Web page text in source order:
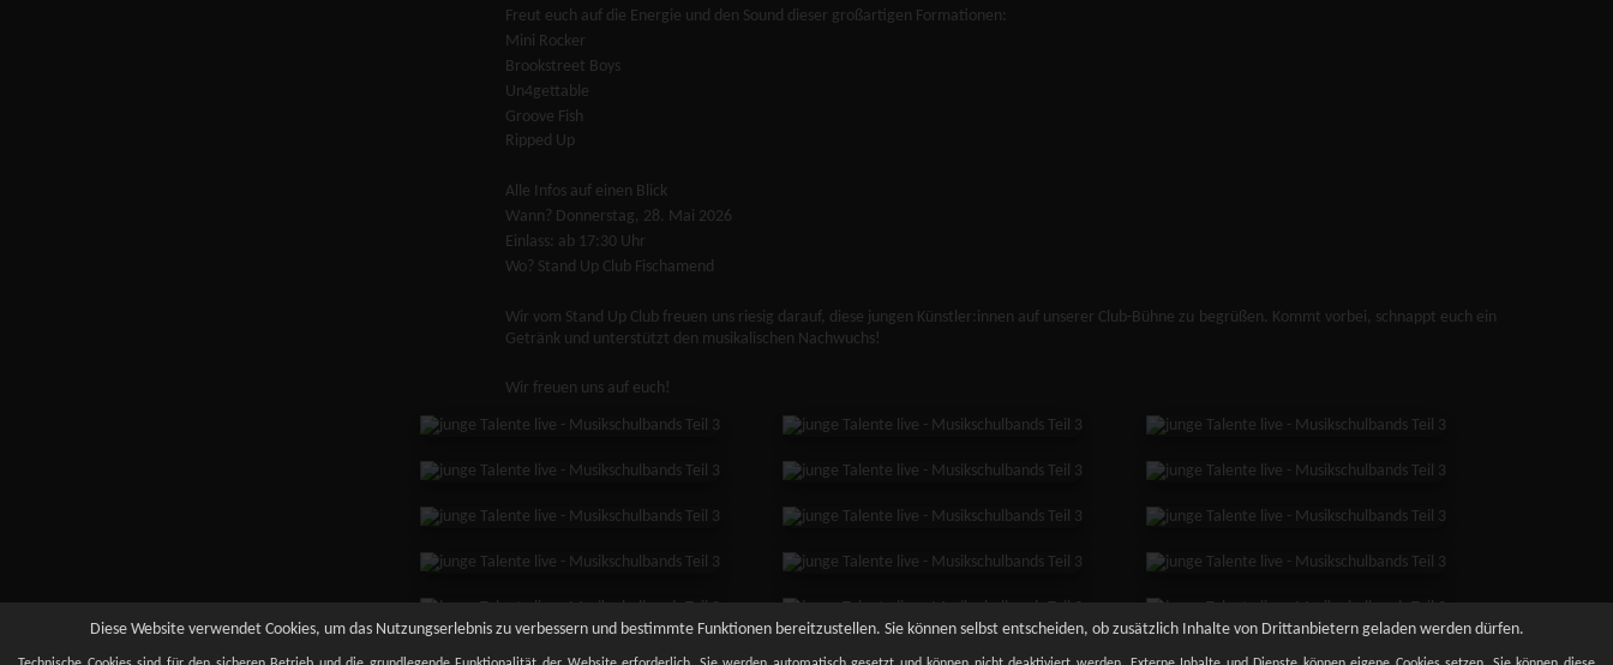
Freut euch auf die Energie und den Sound dieser großartigen Formationen:
Mini Rocker
Brookstreet Boys
Un4gettable
Groove Fish
Ripped Up
Alle Infos auf einen Blick
Wann? Donnerstag, 28. Mai 2026
Einlass: ab 17:30 Uhr
Wo? Stand Up Club Fischamend
Wir vom Stand Up Club freuen uns riesig darauf, diese jungen Künstler:innen auf unserer Club-Bühne zu begrüßen. Kommt vorbei, schnappt euch ein
Getränk und unterstützt den musikalischen Nachwuchs!
Wir freuen uns auf euch!
Diese Website verwendet Cookies, um das Nutzungserlebnis zu verbessern und bestimmte Funktionen bereitzustellen. Sie können selbst entscheiden, ob zusätzlich Inhalte von Drittanbietern geladen werden dürfen.